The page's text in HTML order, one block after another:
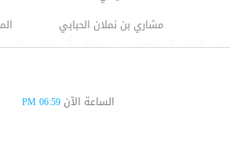
مشاري بن نملان الحبابي
الساعة الآن 06:59 PM